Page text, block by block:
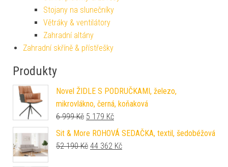
Stojany na slunečníky
Větráky & ventilátory
Zahradní altány
Zahradní skříně & přístřešky
Produkty
Novel ŽIDLE S PODRUČKAMI, železo,
mikrovlákno, černá, koňaková
6 999Kč Původní cena byla: 6 999 Kč.
5 179 KčAktuální cena je: 5 179 Kč.
Sit & More ROHOVÁ SEDAČKA, textil, šedobéžová
52 190Kč Původní cena byla: 52 190 Kč.
44 362 KčAktuální cena je: 44 362 Kč.